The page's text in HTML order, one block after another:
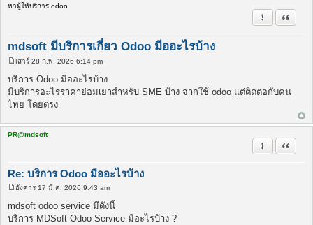
หาผู้ให้บริการ odoo
mdsoft มีบริการเกี่ยว Odoo มีออะไรบ้าง
รายงานในข้
อ้างคำ
พ
ส
ต์
เสาร์ 28 ก.พ. 2026 6:14 pm
บริการ Odoo มีออะไรบ้าง
มีบริการอะไรราคาย่อมเยาสำหรับ SME บ้าง จากใช้ odoo แต่ติดต่อกับคน
ไทย โดยตรง
PR@mdsoft
Re: บริการ Odoo มีออะไรบ้าง
รายงานในข้
อ้างคำ
พ
ส
ต์
อังคาร 17 มี.ค. 2026 9:43 am
mdsoft odoo service มีดังนี้
บริการ MDSoft Odoo Service มีอะไรบ้าง ?